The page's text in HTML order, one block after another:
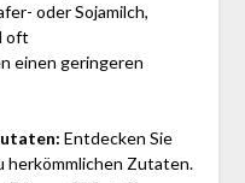
oder Sojamilch,
oft
einen geringeren
Entdecken Sie
herkömmlichen Zutaten.